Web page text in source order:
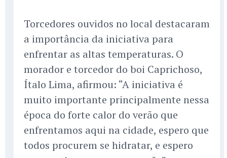
Torcedores ouvidos no local destacaram
a importância da iniciativa para
enfrentar as altas temperaturas. O
morador e torcedor do boi Caprichoso,
Ítalo Lima, afirmou: “A iniciativa é
muito importante principalmente nessa
época do forte calor do verão que
enfrentamos aqui na cidade, espero que
todos procurem se hidratar, e espero